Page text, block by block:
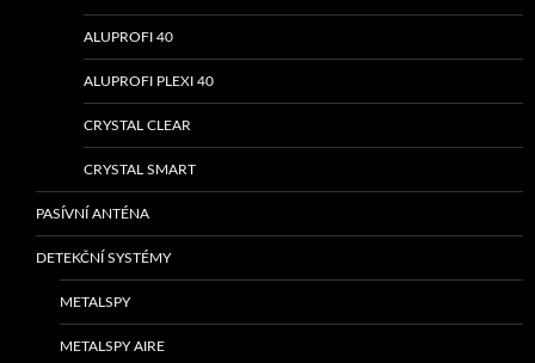
ALUPROFI 40
ALUPROFI PLEXI 40
CRYSTAL CLEAR
CRYSTAL SMART
PASÍVNÍ ANTÉNA
DETEKČNÍ SYSTÉMY
METALSPY
METALSPY AIRE